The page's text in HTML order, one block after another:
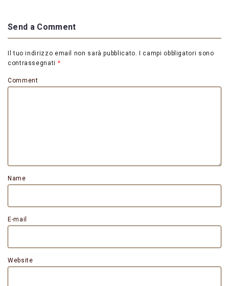
Send a Comment
Il tuo indirizzo email non sarà pubblicato.
I campi obbligatori sono
contrassegnati *
Comment
Name
E-mail
Website